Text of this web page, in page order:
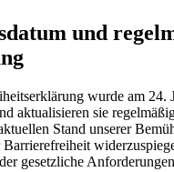
und
wurde am 24.
aktualisieren sie
Stand unserer
Barrierefreiheit
gesetzliche